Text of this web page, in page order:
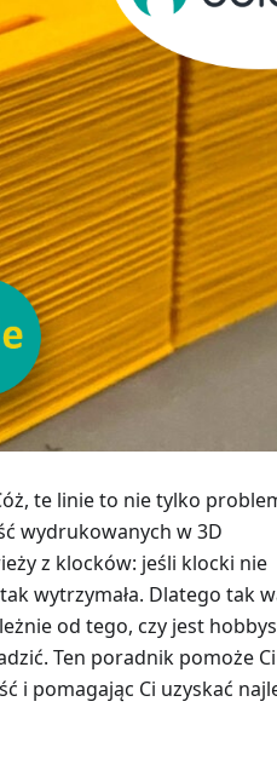
te linie to nie tylko
wydrukowanych w 3D
z klocków: jeśli klocki nie
wytrzymała. Dlatego tak
od tego, czy jest
Ten poradnik pomoże
i pomagając Ci uzyskać